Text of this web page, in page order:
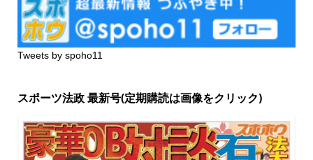
Tweets by spoho11
スポーツ法政 最新号(定期購読は画像をクリック)